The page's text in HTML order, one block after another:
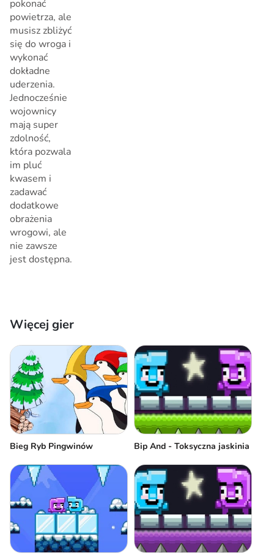
pokonać
powietrza, ale
musisz zbliżyć
się do wroga i
wykonać
dokładne
uderzenia.
Jednocześnie
wojownicy
mają super
zdolność,
która pozwala
im pluć
kwasem i
zadawać
dodatkowe
obrażenia
wrogowi, ale
nie zawsze
jest dostępna.
Więcej gier
Bieg Ryb Pingwinów Bip And - Toksyczna jaskinia